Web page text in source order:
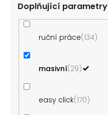
Doplňující parametry
ruční práce 134
masivní 29
easy click 170